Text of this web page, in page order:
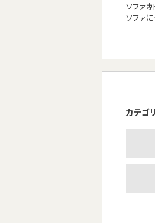
ソファ
ソファに
カテゴ